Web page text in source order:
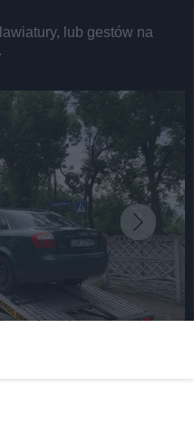
lub gestów na
agresję